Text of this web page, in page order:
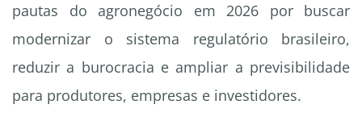
pautas do agronegócio em 2026 por buscar
modernizar o sistema regulatório brasileiro,
reduzir a burocracia e ampliar a previsibilidade
para produtores, empresas e investidores.